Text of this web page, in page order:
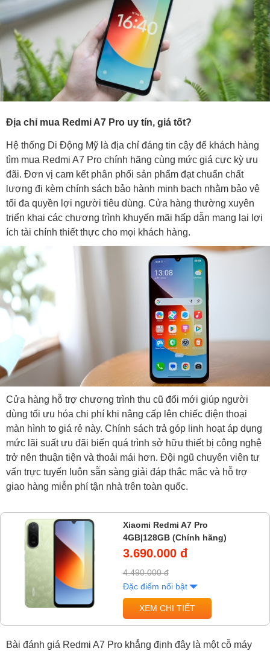
Địa chỉ mua Redmi A7 Pro uy tín, giá tốt?
Hệ thống Di Động Mỹ là địa chỉ đáng tin cậy để khách hàng
tìm mua Redmi A7 Pro chính hãng cùng mức giá cực kỳ ưu
đãi. Đơn vị cam kết phân phối sản phẩm đạt chuẩn chất
lượng đi kèm chính sách bảo hành minh bạch nhằm bảo vệ
tối đa quyền lợi người tiêu dùng. Cửa hàng thường xuyên
triển khai các chương trình khuyến mãi hấp dẫn mang lại lợi
ích tài chính thiết thực cho mọi khách hàng.
Cửa hàng hỗ trợ chương trình thu cũ đổi mới giúp người
dùng tối ưu hóa chi phí khi nâng cấp lên chiếc điện thoại
màn hình to giá rẻ này. Chính sách trả góp linh hoạt áp dụng
mức lãi suất ưu đãi biến quá trình sở hữu thiết bị công nghệ
trở nên thuận tiện và thoải mái hơn. Đội ngũ chuyên viên tư
vấn trực tuyến luôn sẵn sàng giải đáp thắc mắc và hỗ trợ
giao hàng miễn phí tận nhà trên toàn quốc.
Xiaomi Redmi A7 Pro
4GB|128GB (Chính hãng)
3.690.000 đ
4.490.000 đ
Đặc điểm nổi bật
XEM CHI TIẾT
Bài đánh giá Redmi A7 Pro khẳng định đây là một cỗ máy